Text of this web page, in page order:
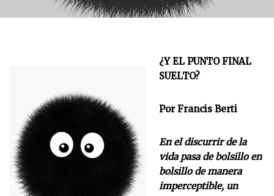
¿Y EL PUNTO FINAL
SUELTO?
Por Francis Berti
En el discurrir de la
vida pasa de bolsillo en
bolsillo de manera
imperceptible, un